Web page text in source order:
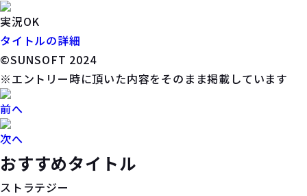
実況OK
タイトルの詳細
©SUNSOFT 2024
※エントリー時に頂いた内容をそのまま掲載しています
前へ
次へ
おすすめタイトル
ストラテジー